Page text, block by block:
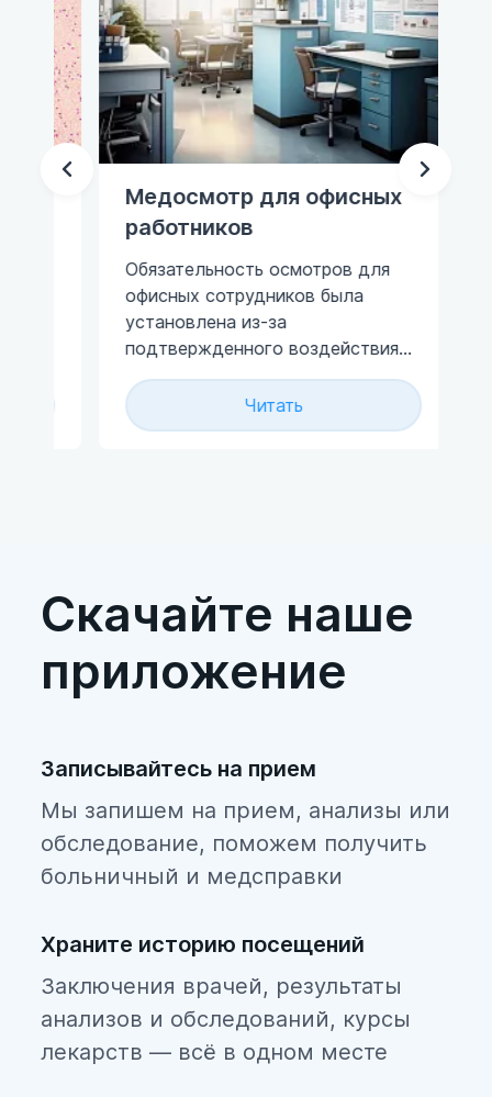
Медосмотр для офисных
работников
Обязательность осмотров для
офисных сотрудников была
установлена из-за
подтвержденного воздействия
электромагнитного поля
широкополосного спектра,
исходящего от компьютеров.
Читать
Скачайте наше
приложение
Записывайтесь на прием
Мы запишем на прием, анализы или
обследование, поможем получить
больничный и медсправки
Храните историю посещений
Заключения врачей, результаты
анализов и обследований, курсы
лекарств — всё в одном месте